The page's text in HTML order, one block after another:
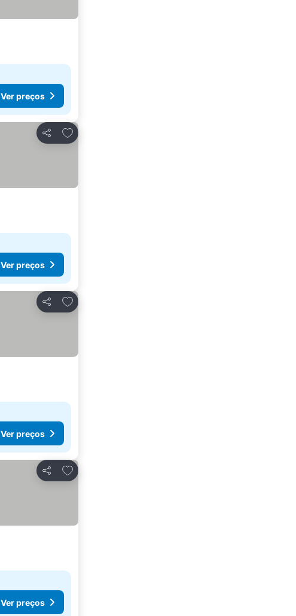
Ver preços
Partilhar
Adicionar aos favoritos
Ver preços
Partilhar
Adicionar aos favoritos
Ver preços
Partilhar
Adicionar aos favoritos
Ver preços